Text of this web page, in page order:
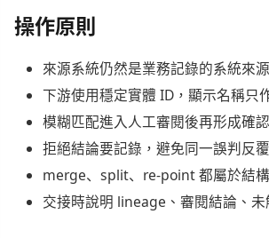
操作原則
來源系統仍然是業務記錄的系統來
下游使用穩定實體 ID，顯示名稱只
模糊匹配進入人工審閱後再形成確
拒絕結論要記錄，避免同一誤判反
merge、split、re-point 都屬於結
交接時說明 lineage、審閱結論、未